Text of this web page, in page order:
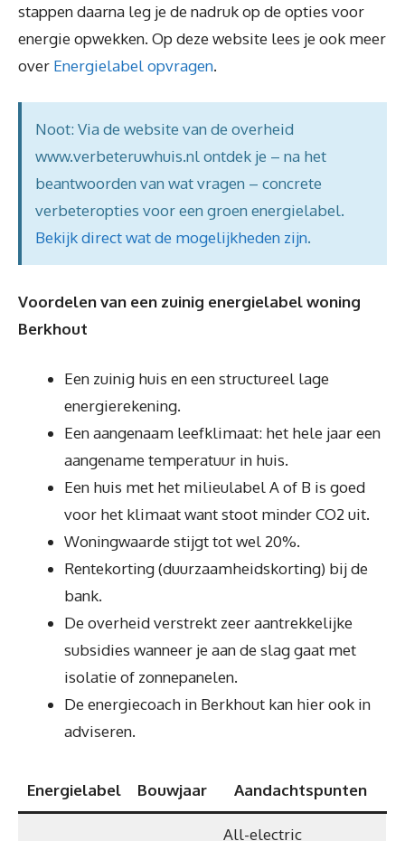
stappen daarna leg je de nadruk op de opties voor
energie opwekken. Op deze website lees je ook meer
over Energielabel opvragen.
Noot: Via de website van de overheid
www.verbeteruwhuis.nl ontdek je – na het
beantwoorden van wat vragen – concrete
verbeteropties voor een groen energielabel.
Bekijk direct wat de mogelijkheden zijn.
Voordelen van een zuinig energielabel woning
Berkhout
Een zuinig huis en een structureel lage
energierekening.
Een aangenaam leefklimaat: het hele jaar een
aangename temperatuur in huis.
Een huis met het milieulabel A of B is goed
voor het klimaat want stoot minder CO2 uit.
Woningwaarde stijgt tot wel 20%.
Rentekorting (duurzaamheidskorting) bij de
bank.
De overheid verstrekt zeer aantrekkelijke
subsidies wanneer je aan de slag gaat met
isolatie of zonnepanelen.
De energiecoach in Berkhout kan hier ook in
adviseren.
Energielabel Bouwjaar Aandachtspunten
All-electric